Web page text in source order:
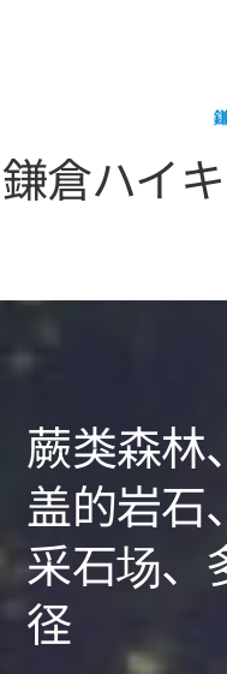
鎌倉ハイ
蕨类森林
盖的岩石、
采石场、
径